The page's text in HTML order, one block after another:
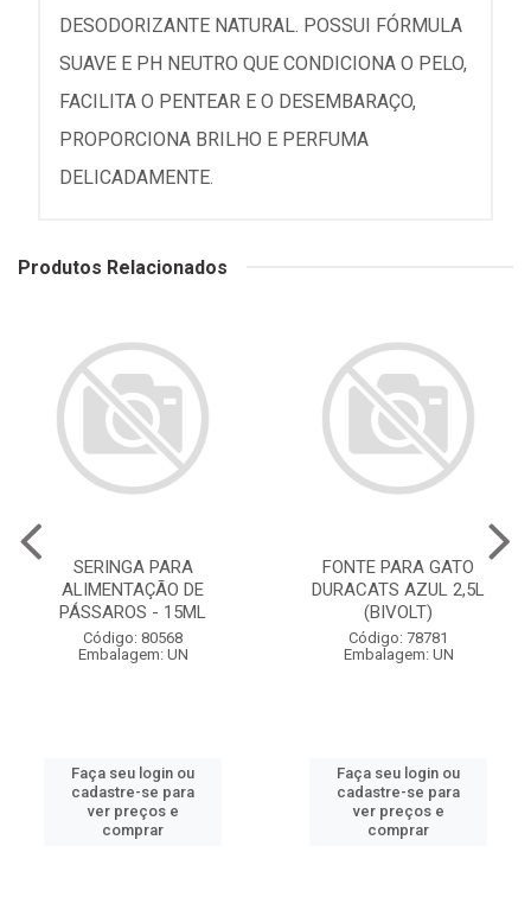
DESODORIZANTE NATURAL. POSSUI FÓRMULA
SUAVE E PH NEUTRO QUE CONDICIONA O PELO,
FACILITA O PENTEAR E O DESEMBARAÇO,
PROPORCIONA BRILHO E PERFUMA
DELICADAMENTE.
Produtos Relacionados
SERINGA PARA
ALIMENTAÇÃO DE
PÁSSAROS - 15ML
Código: 80568
Embalagem: UN
Faça seu login ou
cadastre-se para
ver preços e
comprar
FONTE PARA GATO
DURACATS AZUL 2,5L
(BIVOLT)
Código: 78781
Embalagem: UN
Faça seu login ou
cadastre-se para
ver preços e
comprar